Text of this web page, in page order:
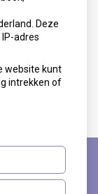
Deze
adres
website kunt
intrekken of